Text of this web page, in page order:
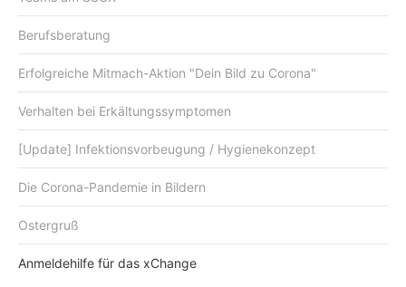
Berufsberatung
Erfolgreiche Mitmach-Aktion "Dein Bild zu Corona"
Verhalten bei Erkältungssymptomen
[Update] Infektionsvorbeugung / Hygienekonzept
Die Corona-Pandemie in Bildern
Ostergruß
Anmeldehilfe für das xChange